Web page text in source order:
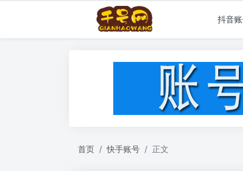
抖音
首页 快手账号 正文